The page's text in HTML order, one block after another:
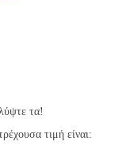
τα!
τιμή είναι: